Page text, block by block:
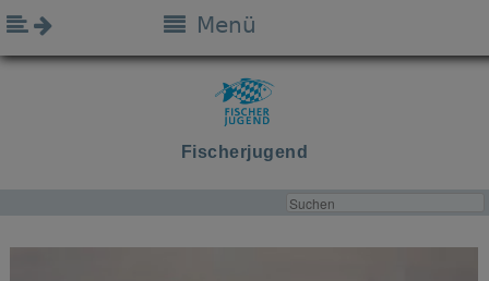
Fischerjugend
Menü